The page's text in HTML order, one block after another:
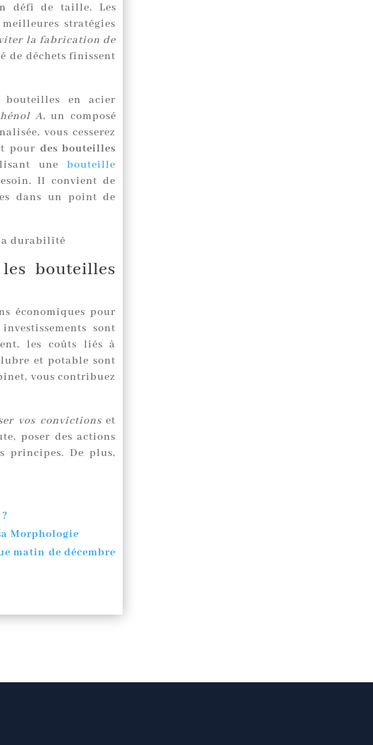
défi de taille. Les
stratégies
la fabrication de
de déchets finissent
en acier
A, un composé
vous cesserez
pour des bouteilles
unebouteille
Il convient de
dans un point de
bouteilles
économiques pour
sont
les coûts liés à
et potable sont
vous contribuez
vos convictionset
poser des actions
principes. De plus,
Morphologie
matin de décembre